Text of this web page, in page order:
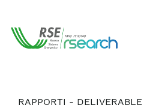
RAPPORTI - DELIVERABLE